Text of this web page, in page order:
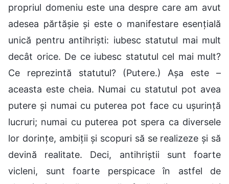
propriul domeniu este una despre care am avut
adesea părtășie și este o manifestare esențială
unică pentru antihriști: iubesc statutul mai mult
decât orice. De ce iubesc statutul cel mai mult?
Ce reprezintă statutul? (Putere.) Așa este –
aceasta este cheia. Numai cu statutul pot avea
putere și numai cu puterea pot face cu ușurință
lucruri; numai cu puterea pot spera ca diversele
lor dorințe, ambiții și scopuri să se realizeze și să
devină realitate. Deci, antihriștii sunt foarte
vicleni, sunt foarte perspicace în astfel de